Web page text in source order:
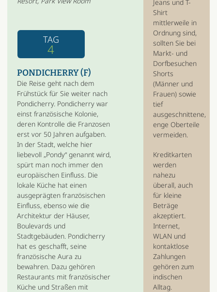
TAG
4
PONDICHERRY (F)
Die Reise geht nach dem
Frühstück für Sie weiter nach
Pondicherry. Pondicherry war
einst französische Kolonie,
deren Kontrolle die Franzosen
erst vor 50 Jahren aufgaben.
In der Stadt, welche hier
liebevoll „Pondy“ genannt wird,
spürt man noch immer den
europäischen Einfluss. Die
lokale Küche hat einen
ausgeprägten französischen
Einfluss, ebenso wie die
Architektur der Häuser,
Boulevards und
Stadtgebäuden. Pondicherry
hat es geschafft, seine
französische Aura zu
bewahren. Dazu gehören
Restaurants mit französischer
Küche und Straßen mit
Jeans und T-
Shirt
mittlerweile in
Ordnung sind,
sollten Sie bei
Markt- und
Dorfbesuchen
Shorts
(Männer und
Frauen) sowie
tief
ausgeschnittene,
enge Oberteile
vermeiden.
Kreditkarten
werden
nahezu
überall, auch
für kleine
Beträge
akzeptiert.
Internet,
WLAN und
kontaktlose
Zahlungen
gehören zum
indischen
Alltag.